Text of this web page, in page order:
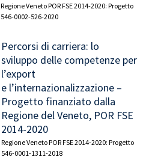
Regione Veneto POR FSE 2014-2020: Progetto
546-0002-526-2020
Percorsi di carriera: lo
sviluppo delle competenze per
l’export
e l’internazionalizzazione –
Progetto finanziato dalla
Regione del Veneto, POR FSE
2014-2020
Regione Veneto POR FSE 2014-2020: Progetto
546-0001-1311-2018